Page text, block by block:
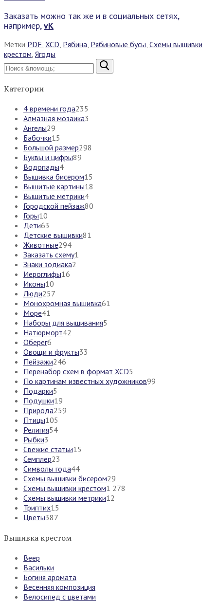
Заказать можно так же и в социальных сетях,
например,vK
Метки PDF XCD Рябина Рябиновые бусы Схемы вышивки
крестом Ягоды
Найти:
Категории
4 времени года235
Алмазная мозаика3
Ангелы29
Бабочки15
Большой размер298
Буквы и цифры89
Водопады4
Вышивка бисером15
Вышитые картины18
Вышитые метрики4
Городской пейзаж80
Горы10
Дети63
Детские вышивки81
Животные294
Заказать схему1
Знаки зодиака2
Иероглифы16
Иконы10
Люди257
Монохромная вышивка61
Море41
Наборы для вышивания5
Натюрморт42
Оберег6
Овощи и фрукты33
Пейзажи246
Перенабор схем в формат XCD5
По картинам известных художников99
Подарки5
Подушки19
Природа259
Птицы105
Религия54
Рыбки3
Свежие статьи15
Семплер23
Символы года44
Схемы вышивки бисером29
Схемы вышивки крестом1 278
Схемы вышивки метрики12
Триптих15
Цветы387
Вышивка крестом
Веер
Васильки
Богиня аромата
Весенняя композиция
Велосипед с цветами